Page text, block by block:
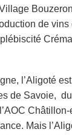
de vins
l’Aligoté
de Savoie,
Châtillon-
. Mais